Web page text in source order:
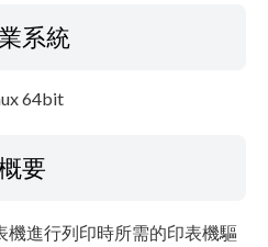
系統
64bit
要
機進行列印時所需的印表機驅